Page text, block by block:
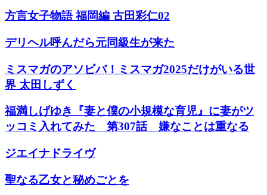
方言女子物語 福岡編 古田彩仁02
デリヘル呼んだら元同級生が来た
ミスマガのアソビバ！ミスマガ2025だけがいる世
界 太田しずく
福満しげゆき『妻と僕の小規模な育児』に妻がツ
ッコミ入れてみた 第307話 嫌なことは重なる
ジエイナドライヴ
聖なる乙女と秘めごとを